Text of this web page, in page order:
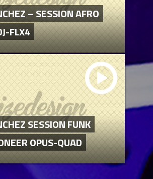
– SESSION AFRO
FLX4
SESSION FUNK
OPUS-QUAD